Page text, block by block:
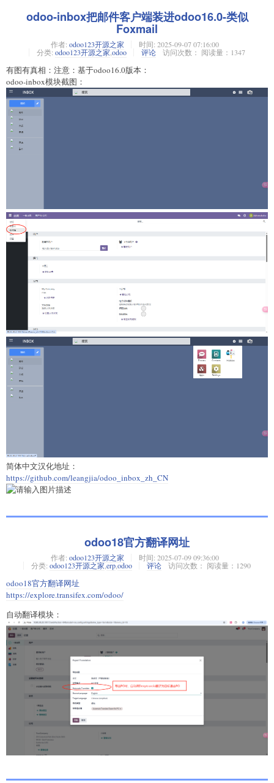
odoo-inbox把邮件客户端装进odoo16.0-类似
Foxmail
作者: odoo123开源之家 时间: 2025-09-07 07:16:00
分类: odoo123开源之家,odoo 评论 访问次数： 阅读量：1347
有图有真相：注意：基于odoo16.0版本：
odoo-inbox模块截图：
简体中文汉化地址：
https://github.com/leangjia/odoo_inbox_zh_CN
odoo18官方翻译网址
作者: odoo123开源之家 时间: 2025-07-09 09:36:00
分类: odoo123开源之家,erp,odoo 评论 访问次数： 阅读量：1290
odoo18官方翻译网址
https://explore.transifex.com/odoo/
自动翻译模块：